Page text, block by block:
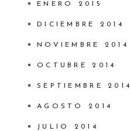
ENERO 2015
DICIEMBRE 2014
NOVIEMBRE 2014
OCTUBRE 2014
SEPTIEMBRE 2014
AGOSTO 2014
JULIO 2014